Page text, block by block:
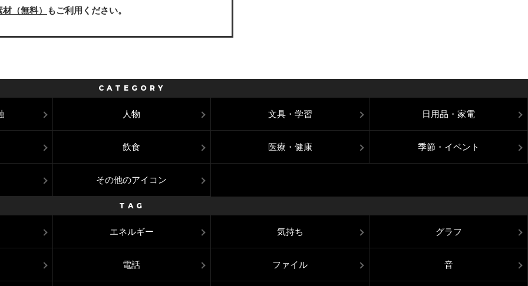
（無料） もご利用ください。
CATEGORY
人物 文具・学習 日用品・家電
飲食 医療・健康 季節・イベント
その他のアイコン
TAG
エネルギー 気持ち グラフ
電話 ファイル 音